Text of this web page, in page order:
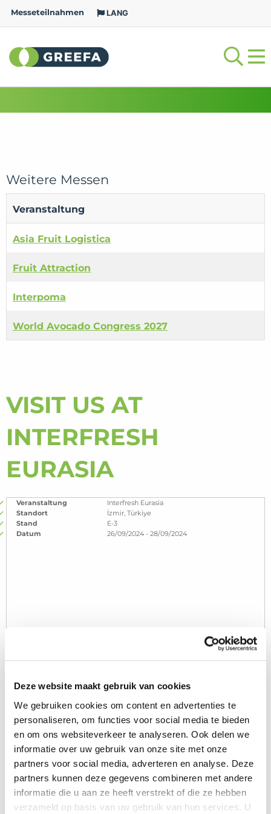
Deze website maakt gebruik van cookies
We gebruiken cookies om content en advertenties te
personaliseren, om functies voor social media te bieden
en om ons websiteverkeer te analyseren. Ook delen we
informatie over uw gebruik van onze site met onze
partners voor social media, adverteren en analyse. Deze
partners kunnen deze gegevens combineren met andere
informatie die u aan ze heeft verstrekt of die ze hebben
verzameld op basis van uw gebruik van hun services. U
Messeteilnahmen LANG
Weitere Messen
Veranstaltung
Asia Fruit Logistica
Fruit Attraction
Interpoma
World Avocado Congress 2027
VISIT US AT
INTERFRESH
EURASIA
Veranstaltung
Interfresh Eurasia
Standort
İzmir, Türkiye
Stand
E-3
Datum
26/09/2024 - 28/09/2024
Ereignisinformationen
Veranstaltung Interfresh Eurasia